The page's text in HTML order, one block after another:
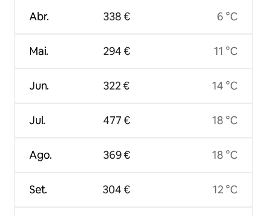
Abr.
Mai.
Jun.
Jul.
Ago.
Set.
338 €
294 €
322 €
477 €
369 €
304 €
6 °C
11 °C
14 °C
18 °C
18 °C
12 °C